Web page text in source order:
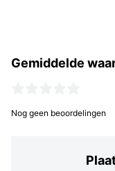
Gemiddelde
Nog geen beoordelingen